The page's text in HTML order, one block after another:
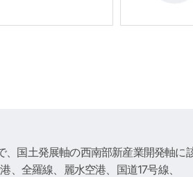
国土発展軸の西南部新産業開発軸に
全羅線、麗水空港、国道17号線、